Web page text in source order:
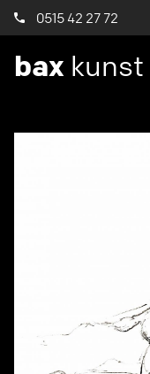
0515 42 27 72
bax kunst